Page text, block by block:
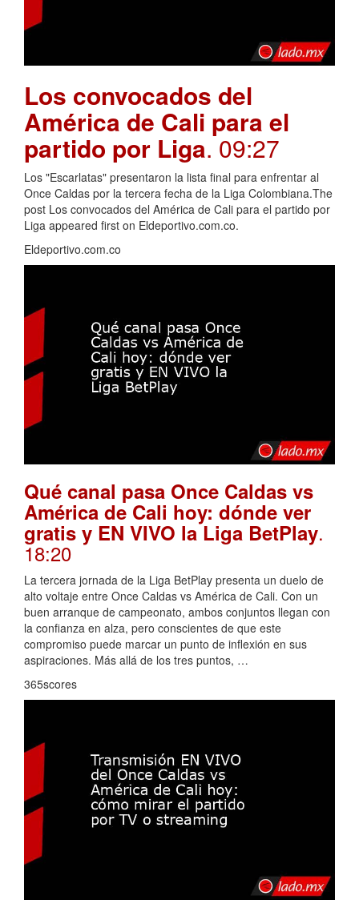
Los convocados del
América de Cali para el
partido por Liga. 09:27
Los "Escarlatas" presentaron la lista final para enfrentar al
Once Caldas por la tercera fecha de la Liga Colombiana.The
post Los convocados del América de Cali para el partido por
Liga appeared first on Eldeportivo.com.co.
Eldeportivo.com.co
Qué canal pasa Once Caldas vs
América de Cali hoy: dónde ver
gratis y EN VIVO la Liga BetPlay.
18:20
La tercera jornada de la Liga BetPlay presenta un duelo de
alto voltaje entre Once Caldas vs América de Cali. Con un
buen arranque de campeonato, ambos conjuntos llegan con
la confianza en alza, pero conscientes de que este
compromiso puede marcar un punto de inflexión en sus
aspiraciones. Más allá de los tres puntos, …
365scores